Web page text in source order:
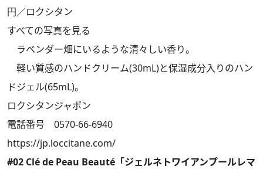
円／ロクシタン
すべての写真を見る
ラベンダー畑にいるような清々しい香り。
軽い質感のハンドクリーム(30mL)と保湿成分入りのハン
ドジェル(65mL)。
ロクシタンジャポン
電話番号 0570-66-6940
https://jp.loccitane.com/
#02 Clé de Peau Beauté「ジェルネトワイアンプールレマ